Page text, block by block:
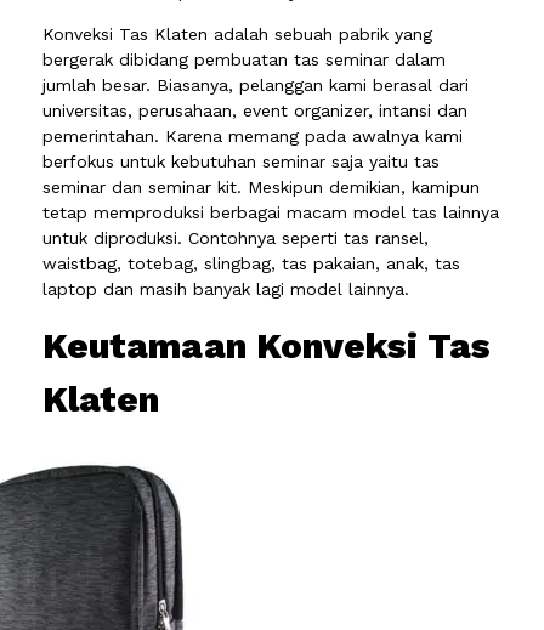
Konveksi Tas Klaten adalah sebuah pabrik yang
bergerak dibidang pembuatan tas seminar dalam
jumlah besar. Biasanya, pelanggan kami berasal dari
universitas, perusahaan, event organizer, intansi dan
pemerintahan. Karena memang pada awalnya kami
berfokus untuk kebutuhan seminar saja yaitu tas
seminar dan seminar kit. Meskipun demikian, kamipun
tetap memproduksi berbagai macam model tas lainnya
untuk diproduksi. Contohnya seperti tas ransel,
waistbag, totebag, slingbag, tas pakaian, anak, tas
laptop dan masih banyak lagi model lainnya.
Keutamaan Konveksi Tas
Klaten